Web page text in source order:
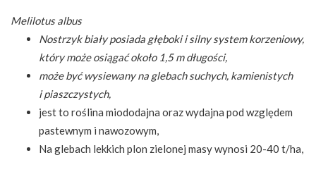
Melilotus albus
Nostrzyk biały posiada głęboki i silny system korzeniowy,
który może osiągać około 1,5 m długości,
może być wysiewany na glebach suchych, kamienistych
i piaszczystych,
jest to roślina miododajna oraz wydajna pod względem
pastewnym i nawozowym,
Na glebach lekkich plon zielonej masy wynosi 20-40 t/ha,